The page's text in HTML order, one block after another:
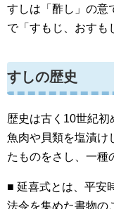
すしは「酢し」の意
で「すもじ、おすも
すしの歴史
歴史は古く10世紀初
魚肉や貝類を塩漬け
たものをさし、一種
■ 延喜式とは、平安
法令を集めた書物の